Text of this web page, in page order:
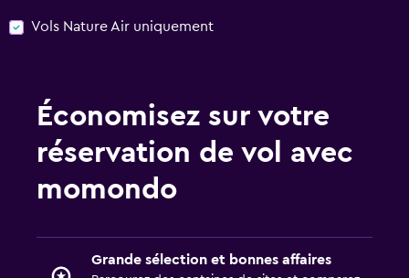
Vols Nature Air uniquement
Économisez sur votre
réservation de vol avec
momondo
Grande sélection et bonnes affaires